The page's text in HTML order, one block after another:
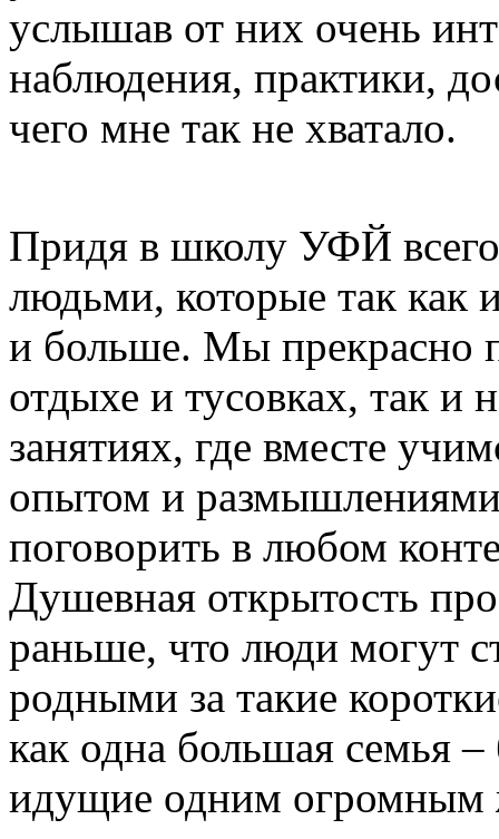
услышав от них очень
наблюдения, практики,
чего мне так не хватало.
Придя в школу УФЙ всего
людьми, которые так как
и больше. Мы прекрасно
отдыхе и тусовках, так и
занятиях, где вместе
опытом и
поговорить в любом
Душевная открытость
раньше, что люди могут
родными за такие
как одна большая семья
идущие одним огромным